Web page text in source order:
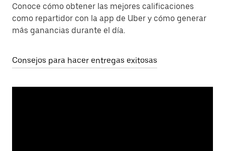
Conoce cómo obtener las mejores calificaciones
como repartidor con la app de Uber y cómo generar
más ganancias durante el día.
Consejos para hacer entregas exitosas